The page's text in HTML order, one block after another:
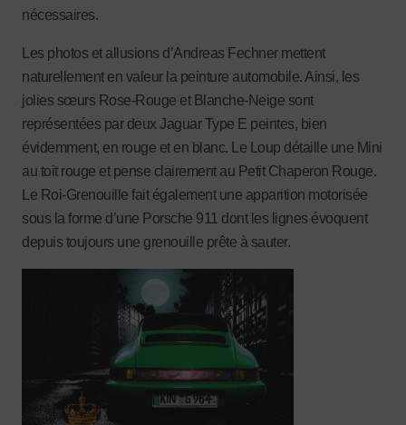
nécessaires.
Les photos et allusions d’Andreas Fechner mettent
naturellement en valeur la peinture automobile. Ainsi, les
jolies sœurs Rose-Rouge et Blanche-Neige sont
représentées par deux Jaguar Type E peintes, bien
évidemment, en rouge et en blanc. Le Loup détaille une Mini
au toit rouge et pense clairement au Petit Chaperon Rouge.
Le Roi-Grenouille fait également une apparition motorisée
sous la forme d’une Porsche 911 dont les lignes évoquent
depuis toujours une grenouille prête à sauter.